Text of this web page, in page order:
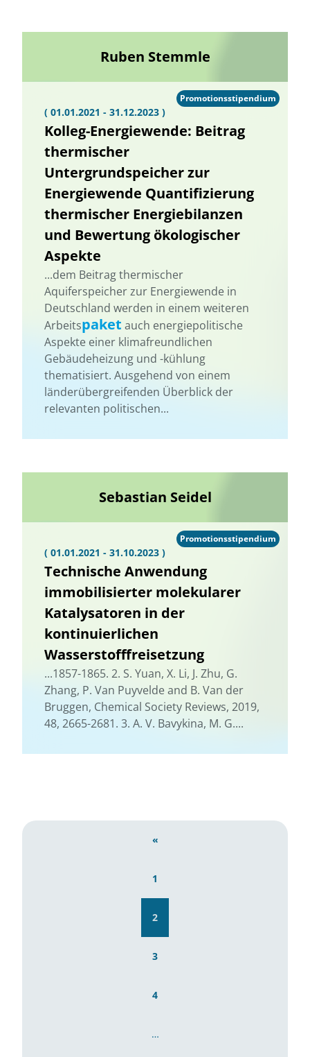
Ruben Stemmle
( 01.01.2021 - 31.12.2023 )
Kolleg-Energiewende: Beitrag
thermischer
Untergrundspeicher zur
Energiewende Quantifizierung
thermischer Energiebilanzen
und Bewertung ökologischer
Aspekte
...dem Beitrag thermischer
Aquiferspeicher zur Energiewende in
Deutschland werden in einem weiteren
Arbeitspaket auch energiepolitische
Aspekte einer klimafreundlichen
Gebäudeheizung und -kühlung
thematisiert. Ausgehend von einem
länderübergreifenden Überblick der
relevanten politischen...
Promotionsstipendium
Sebastian Seidel
( 01.01.2021 - 31.10.2023 )
Technische Anwendung
immobilisierter molekularer
Katalysatoren in der
kontinuierlichen
Wasserstofffreisetzung
...1857-1865. 2. S. Yuan, X. Li, J. Zhu, G.
Zhang, P. Van Puyvelde and B. Van der
Bruggen, Chemical Society Reviews, 2019,
48, 2665-2681. 3. A. V. Bavykina, M. G....
Promotionsstipendium
«
1
2
3
4
…